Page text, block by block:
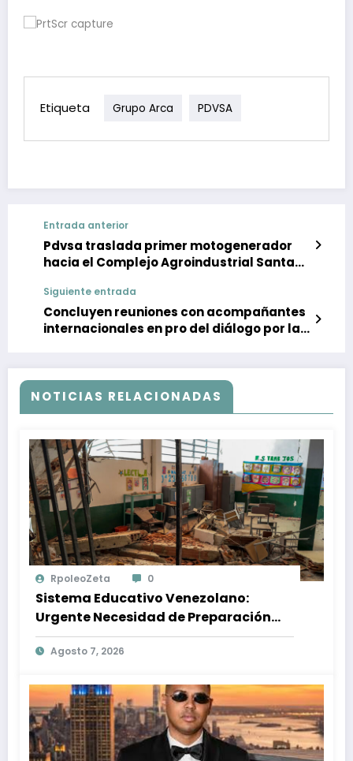
Etiqueta Grupo Arca PDVSA
Entrada anterior
Pdvsa traslada primer motogenerador
hacia el Complejo Agroindustrial Santa
Siguiente entrada
Concluyen reuniones con acompañantes
internacionales en pro del diálogo por la
NOTICIAS RELACIONADAS
RpoleoZeta 0
Sistema Educativo Venezolano:
Urgente Necesidad de Preparación
Ante Desastres Naturales
Agosto 7, 2026